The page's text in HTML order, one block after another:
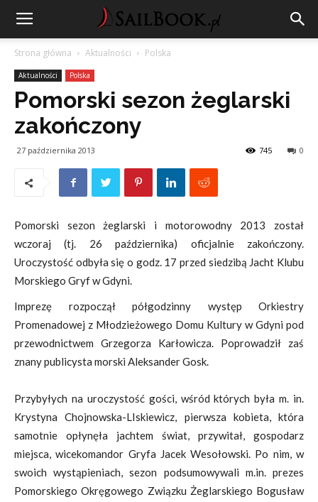
Strona główna Aktualności Polska
Aktualności Polska
Pomorski sezon żeglarski
zakończony
27 października 2013 0
745
Pomorski sezon żeglarski i motorowodny 2013 został
wczoraj (tj. 26 października) oficjalnie zakończony.
Uroczystość odbyła się o godz. 17 przed siedzibą Jacht Klubu
Morskiego Gryf w Gdyni.
Imprezę rozpoczął półgodzinny występ Orkiestry
Promenadowej z Młodzieżowego Domu Kultury w Gdyni pod
przewodnictwem Grzegorza Karłowicza. Poprowadził zaś
znany publicysta morski Aleksander Gosk.
Przybyłych na uroczystość gości, wśród których była m. in.
Krystyna Chojnowska-LIskiewicz, pierwsza kobieta, która
samotnie opłynęła jachtem świat, przywitał, gospodarz
miejsca, wicekomandor Gryfa Jacek Wesołowski. Po nim, w
swoich wystąpieniach, sezon podsumowywali m.in. prezes
Pomorskiego Okręgowego Związku Żeglarskiego Bogusław